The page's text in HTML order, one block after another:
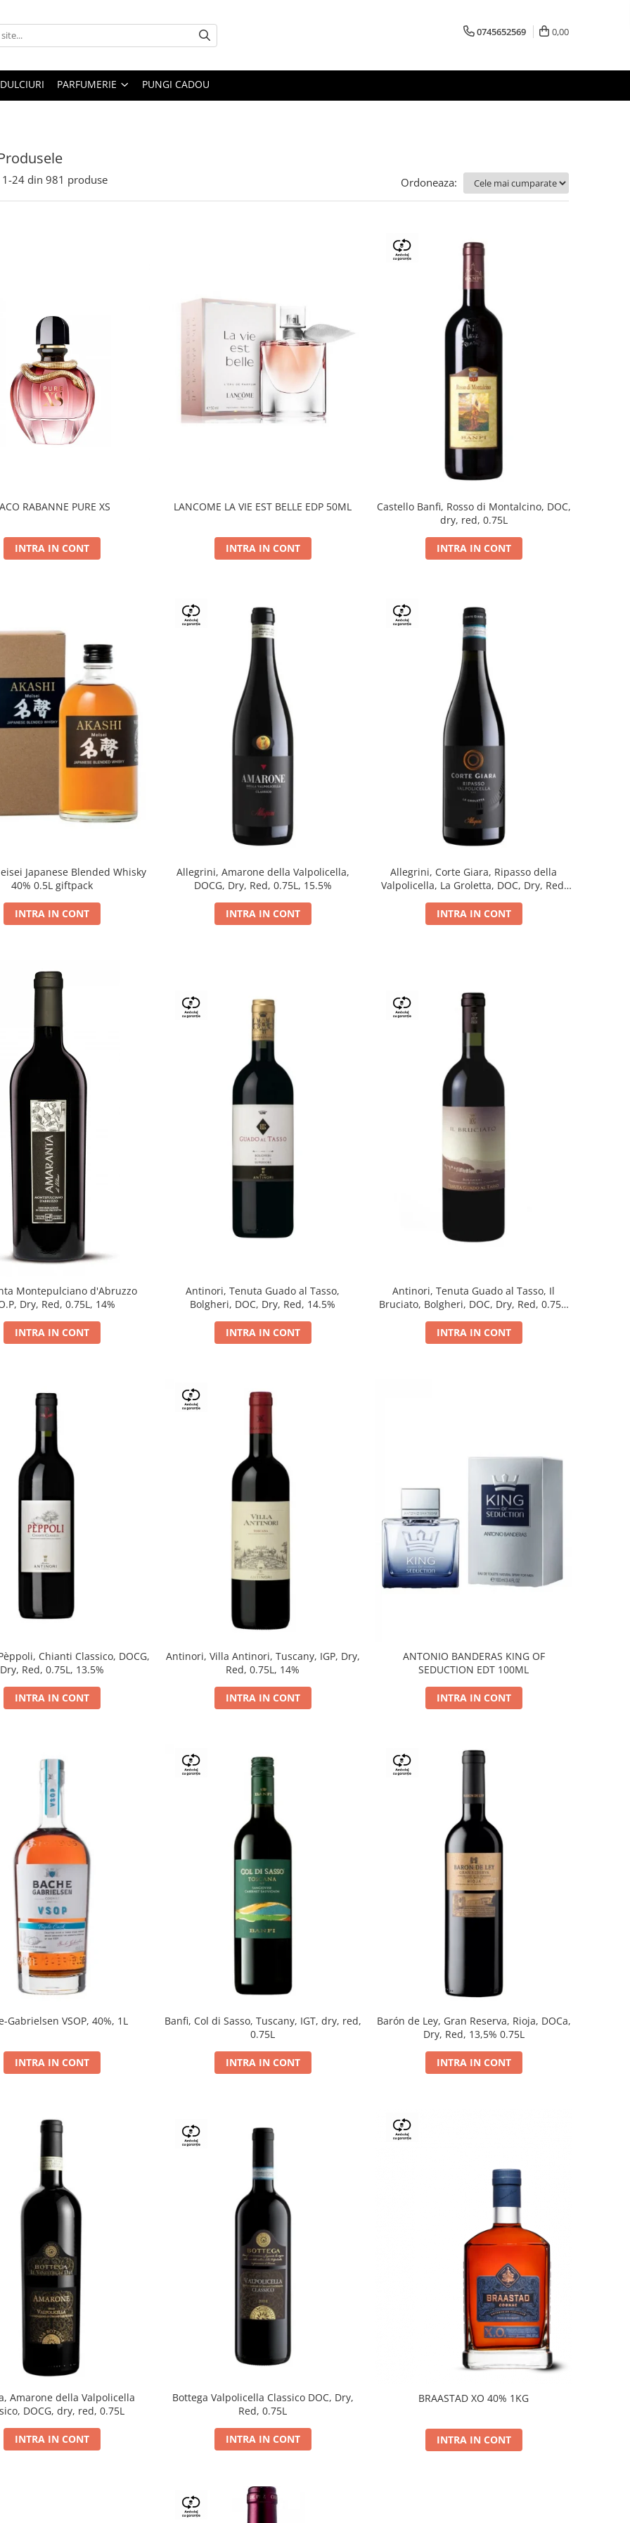
0745652569 0,00
DULCIURI PARFUMERIE PUNGI CADOU
1-24 din 981 produse Ordoneaza:
RABANNE PURE XS
INTRA IN CONT
LANCOME LA VIE EST BELLE EDP 50ML
INTRA IN CONT
Castello Banfi, Rosso di Montalcino, DOC,
dry, red, 0.75L
INTRA IN CONT
Japanese Blended Whisky
40% 0.5L giftpack
INTRA IN CONT
Allegrini, Amarone della Valpolicella,
DOCG, Dry, Red, 0.75L, 15.5%
INTRA IN CONT
Allegrini, Corte Giara, Ripasso della
Valpolicella, La Groletta, DOC, Dry, Red,
INTRA IN CONT
Montepulciano d'Abruzzo
Dry, Red, 0.75L, 14%
INTRA IN CONT
Antinori, Tenuta Guado al Tasso,
Bolgheri, DOC, Dry, Red, 14.5%
INTRA IN CONT
Antinori, Tenuta Guado al Tasso, Il
Bruciato, Bolgheri, DOC, Dry, Red, 0.75L,
INTRA IN CONT
Chianti Classico, DOCG,
Dry, Red, 0.75L, 13.5%
INTRA IN CONT
Antinori, Villa Antinori, Tuscany, IGP, Dry,
Red, 0.75L, 14%
INTRA IN CONT
ANTONIO BANDERAS KING OF
SEDUCTION EDT 100ML
INTRA IN CONT
Gabrielsen VSOP, 40%, 1L
INTRA IN CONT
Banfi, Col di Sasso, Tuscany, IGT, dry, red,
0.75L
INTRA IN CONT
Barón de Ley, Gran Reserva, Rioja, DOCa,
Dry, Red, 13,5% 0.75L
INTRA IN CONT
Amarone della Valpolicella
DOCG, dry, red, 0.75L
INTRA IN CONT
Bottega Valpolicella Classico DOC, Dry,
Red, 0.75L
INTRA IN CONT
BRAASTAD XO 40% 1KG
INTRA IN CONT